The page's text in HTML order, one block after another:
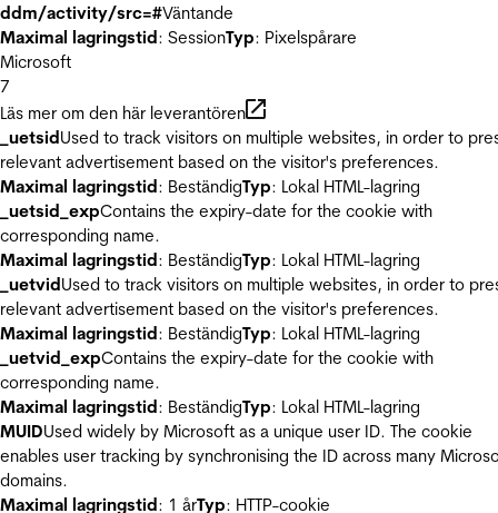
ddm/activity/src=#Väntande
Maximal lagringstid: SessionTyp: Pixelspårare
Microsoft
7
Läs mer om den här leverantören
_uetsidUsed to track visitors on multiple websites, in order to
relevant advertisement based on the visitor's preferences.
Maximal lagringstid: BeständigTyp: Lokal HTML-lagring
_uetsid_expContains the expiry-date for the cookie with
corresponding name.
Maximal lagringstid: BeständigTyp: Lokal HTML-lagring
_uetvidUsed to track visitors on multiple websites, in order to
relevant advertisement based on the visitor's preferences.
Maximal lagringstid: BeständigTyp: Lokal HTML-lagring
_uetvid_expContains the expiry-date for the cookie with
corresponding name.
Maximal lagringstid: BeständigTyp: Lokal HTML-lagring
MUIDUsed widely by Microsoft as a unique user ID. The cookie
enables user tracking by synchronising the ID across many
domains.
Maximal lagringstid: 1 årTyp: HTTP-cookie